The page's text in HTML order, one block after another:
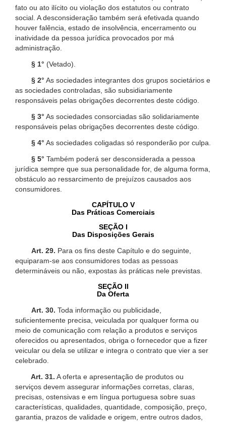
fato ou ato ilícito ou violação dos estatutos ou contrato
social. A desconsideração também será efetivada quando
houver falência, estado de insolvência, encerramento ou
inatividade da pessoa jurídica provocados por má
administração.
§ 1° (Vetado).
§ 2° As sociedades integrantes dos grupos societários e
as sociedades controladas, são subsidiariamente
responsáveis pelas obrigações decorrentes deste código.
§ 3° As sociedades consorciadas são solidariamente
responsáveis pelas obrigações decorrentes deste código.
§ 4° As sociedades coligadas só responderão por culpa.
§ 5° Também poderá ser desconsiderada a pessoa
jurídica sempre que sua personalidade for, de alguma forma,
obstáculo ao ressarcimento de prejuízos causados aos
consumidores.
CAPÍTULO V
Das Práticas Comerciais
SEÇÃO I
Das Disposições Gerais
Art. 29. Para os fins deste Capítulo e do seguinte,
equiparam-se aos consumidores todas as pessoas
determináveis ou não, expostas às práticas nele previstas.
SEÇÃO II
Da Oferta
Art. 30. Toda informação ou publicidade,
suficientemente precisa, veiculada por qualquer forma ou
meio de comunicação com relação a produtos e serviços
oferecidos ou apresentados, obriga o fornecedor que a fizer
veicular ou dela se utilizar e integra o contrato que vier a ser
celebrado.
Art. 31. A oferta e apresentação de produtos ou
serviços devem assegurar informações corretas, claras,
precisas, ostensivas e em língua portuguesa sobre suas
características, qualidades, quantidade, composição, preço,
garantia, prazos de validade e origem, entre outros dados,